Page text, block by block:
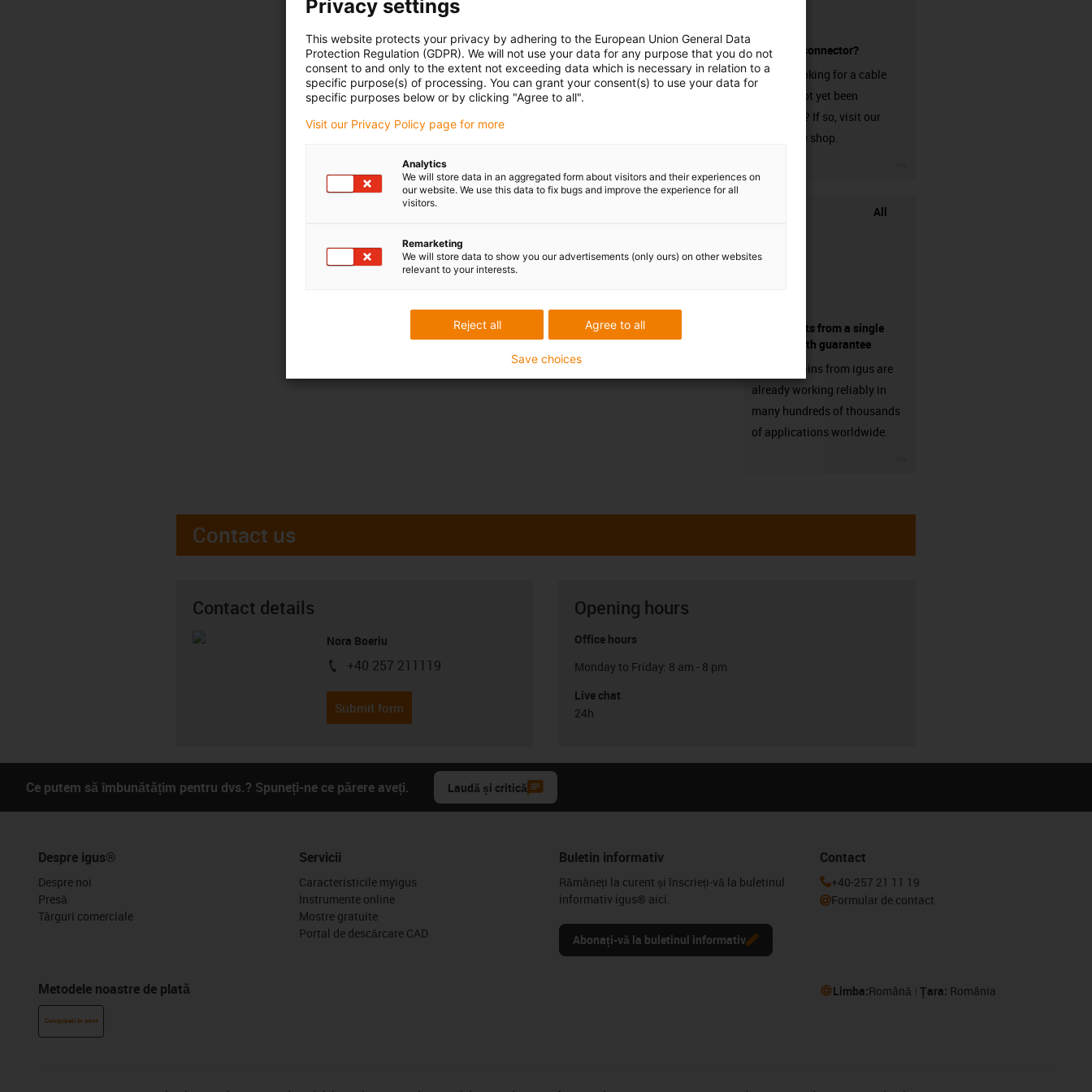
without a connector?
Are you looking for a cable
that has not yet been
harnessed? If so, visit our
chainflex® shop.
All
components from a single
source - with guarantee
Energy chains from igus are
already working reliably in
many hundreds of thousands
of applications worldwide.
Contact us
Contact details
Nora Boeriu
igus-icon-phone
+40 257 211119
Submit form
Opening hours
Office hours
Monday to Friday: 8 am - 8 pm
Live chat
24h
Ce putem să îmbunătățim pentru dvs.? Spuneți-ne ce părere aveți. Laudă și critică
Despre igus®
Despre noi
Presă
Târguri comerciale
Metodele noastre de plată
Cumpărați în cont
Servicii
Caracteristicile myigus
Instrumente online
Mostre gratuite
Portal de descărcare CAD
Buletin informativ
Rămâneți la curent și înscrieți-vă la buletinul
informativ igus® aici.
Abonați-vă la buletinul informativ
Contact
+40-257 21 11 19
Formular de contact
Limba:Română Țara: România
Privacy settings
This website protects your privacy by adhering to the European Union General Data
Protection Regulation (GDPR). We will not use your data for any purpose that you do not
consent to and only to the extent not exceeding data which is necessary in relation to a
specific purpose(s) of processing. You can grant your consent(s) to use your data for
specific purposes below or by clicking "Agree to all".
Visit our Privacy Policy page for more
Analytics
We will store data in an aggregated form about visitors and their experiences on
our website. We use this data to fix bugs and improve the experience for all
visitors.
Remarketing
We will store data to show you our advertisements (only ours) on other websites
relevant to your interests.
Agree to all
Reject all
Save choices